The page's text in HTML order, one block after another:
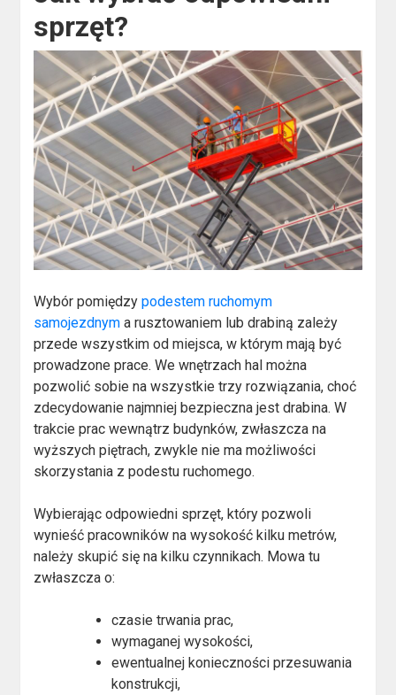
sprzęt?
Wybór pomiędzypodestem ruchomym
samojezdnym a rusztowaniem lub drabiną zależy
przede wszystkim od miejsca, w którym mają być
prowadzone prace. We wnętrzach hal można
pozwolić sobie na wszystkie trzy rozwiązania, choć
zdecydowanie najmniej bezpieczna jest drabina. W
trakcie prac wewnątrz budynków, zwłaszcza na
wyższych piętrach, zwykle nie ma możliwości
skorzystania z podestu ruchomego.
Wybierając odpowiedni sprzęt, który pozwoli
wynieść pracowników na wysokość kilku metrów,
należy skupić się na kilku czynnikach. Mowa tu
zwłaszcza o:
czasie trwania prac,
wymaganej wysokości,
ewentualnej konieczności przesuwania
konstrukcji,